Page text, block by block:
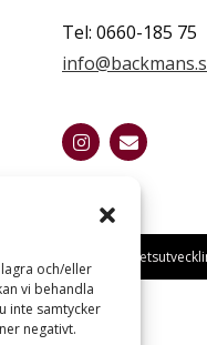
och/eller
vi behandla
inte samtycker
negativt.
Tel: 0660-185 75
© Backmans